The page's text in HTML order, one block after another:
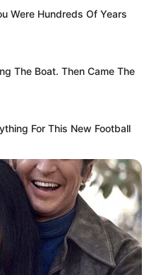
Were Hundreds Of Years
The Boat. Then Came The
For This New Football